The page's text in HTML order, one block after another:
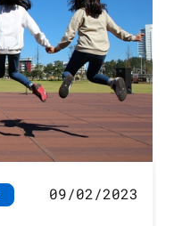
09/02/2023